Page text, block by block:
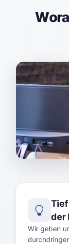
der
Wir geben